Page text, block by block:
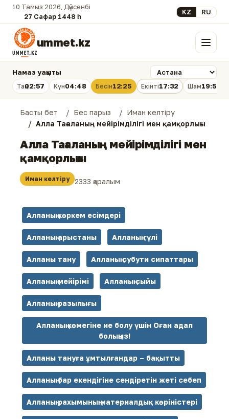
10 Тамыз 2026, Дүйсенбі
27 Сафар 1448 һ.
Select your
KZ RU
ummet.kz Мәзір
Намаз уақыты
Таң02:57 Күн04:48 Бесін12:25 Екінті17:32 Шам19:51
Басты бет Бес парыз
Иман келтіру
Алла Тағаланың мейірімділігі мен қамқорлығы
Алла Тағаланың мейірімділігі мен
қамқорлығы
Иман келтіру 2333 қаралым
Алланың көркем есімдері
Алланың арыстаны Алланың гүлі
Алланы тану Алланың субути сипаттары
Алланың мейірімі Алланың сыйы
Алланың разылығы
Алланың көмегіне ие болу үшін Оған адал
болыңыз!
Алланы тануға ұмтылғандар – бақытты
Алланың бар екендігіне сендіретін жеті себеп
Алланың рахымының материалдық көріністері